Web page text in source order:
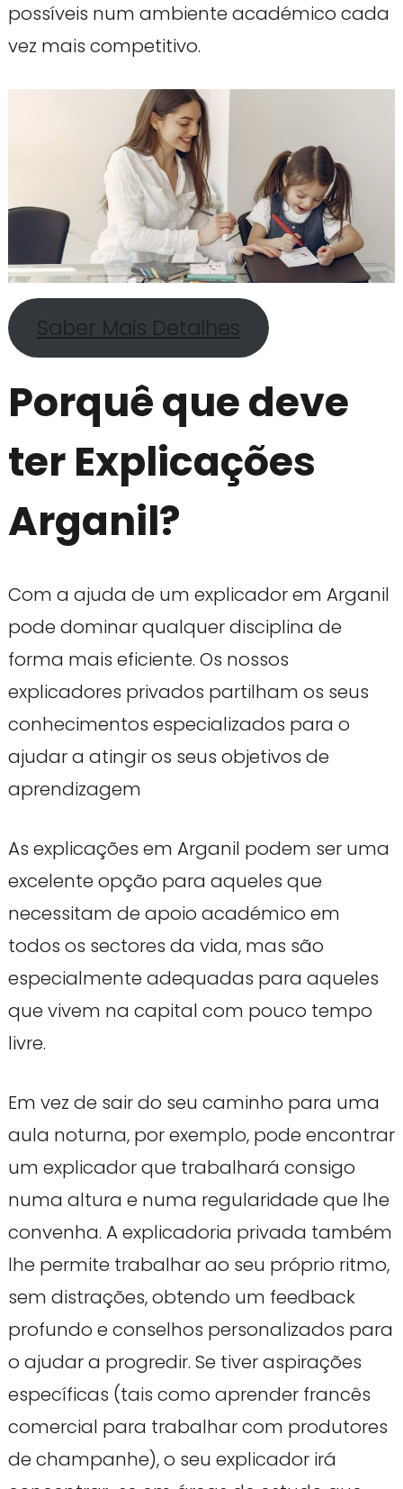
possíveis num ambiente académico cada
vez mais competitivo.
Saber Mais Detalhes
Porquê que deve
ter Explicações
Arganil?
Com a ajuda de um explicador em Arganil
pode dominar qualquer disciplina de
forma mais eficiente. Os nossos
explicadores privados partilham os seus
conhecimentos especializados para o
ajudar a atingir os seus objetivos de
aprendizagem
As explicações em Arganil podem ser uma
excelente opção para aqueles que
necessitam de apoio académico em
todos os sectores da vida, mas são
especialmente adequadas para aqueles
que vivem na capital com pouco tempo
livre.
Em vez de sair do seu caminho para uma
aula noturna, por exemplo, pode encontrar
um explicador que trabalhará consigo
numa altura e numa regularidade que lhe
convenha. A explicadoria privada também
lhe permite trabalhar ao seu próprio ritmo,
sem distrações, obtendo um feedback
profundo e conselhos personalizados para
o ajudar a progredir. Se tiver aspirações
específicas (tais como aprender francês
comercial para trabalhar com produtores
de champanhe), o seu explicador irá